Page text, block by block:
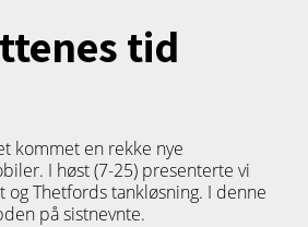
tid
kommet en rekke nye
I høst (7-25) presenterte vi
og Thetfords tankløsning. I denne
på sistnevnte.